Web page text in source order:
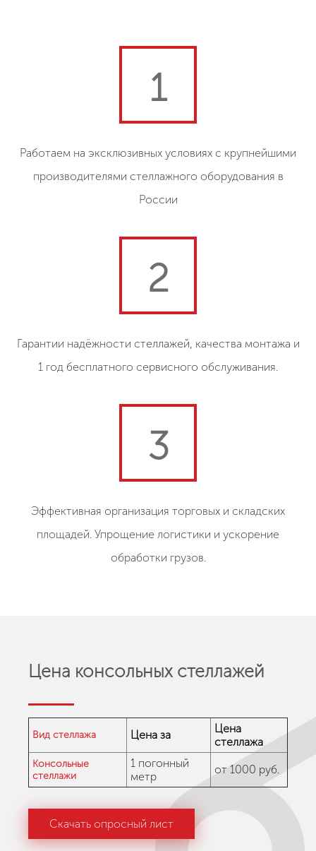
1
Работаем на эксклюзивных условиях с крупнейшими
производителями стеллажного оборудования в
России
2
Гарантии надёжности стеллажей, качества монтажа и
1 год бесплатного сервисного обслуживания.
3
Эффективная организация торговых и складских
площадей. Упрощение логистики и ускорение
обработки грузов.
Цена консольных стеллажей
Вид стеллажа Цена за
Цена
стеллажа
Консольные
стеллажи
1 погонный
метр
от 1000 руб.
Скачать опросный лист